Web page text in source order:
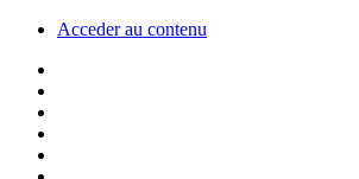
Acceder au contenu